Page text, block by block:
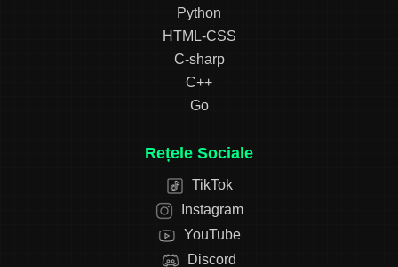
Python
HTML-CSS
C-sharp
C++
Go
Rețele Sociale
TikTok
Instagram
YouTube
Discord